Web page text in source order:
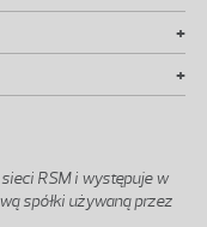
+
+
RSM i występuje w
spółki używaną przez